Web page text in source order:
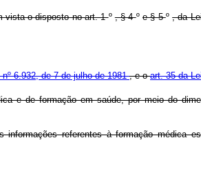
vista o disposto no art. 1º, § 4º e § 5º, da
nº 6.932, de 7 de julho de 1981, e oart. 35 da
e de formação em saúde, por meio do
referentes à formação médica